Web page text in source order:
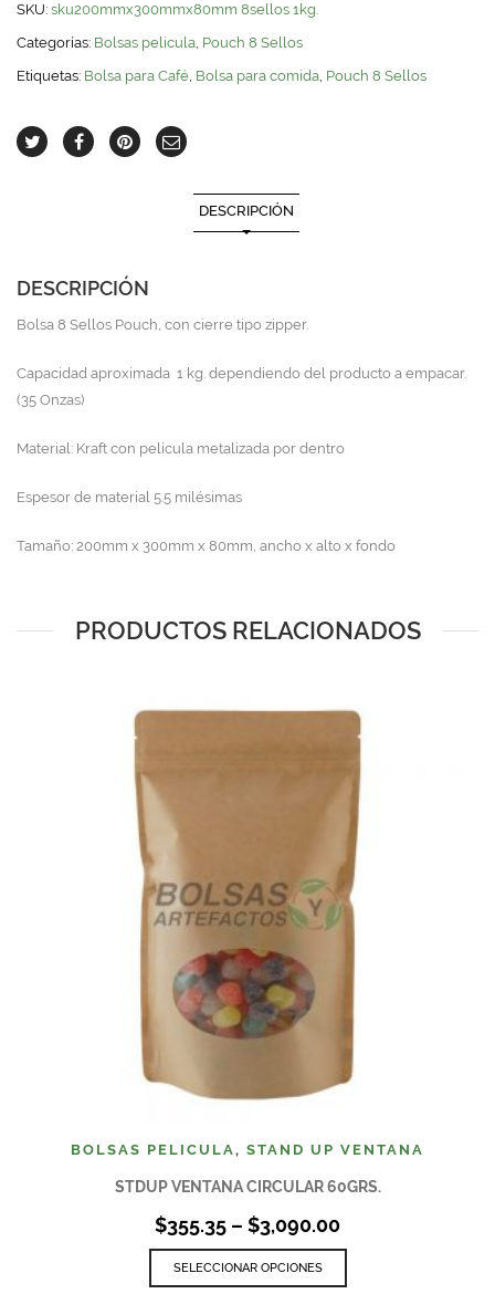
SKU: sku200mmx300mmx80mm 8sellos 1kg.
Categorías: Bolsas pelicula, Pouch 8 Sellos
Etiquetas: Bolsa para Café, Bolsa para comida, Pouch 8 Sellos
DESCRIPCIÓN
DESCRIPCIÓN
Bolsa 8 Sellos Pouch, con cierre tipo zipper.
Capacidad aproximada 1 kg. dependiendo del producto a empacar.
(35 Onzas)
Material: Kraft con película metalizada por dentro
Espesor de material 5.5 milésimas
Tamaño: 200mm x 300mm x 80mm, ancho x alto x fondo
PRODUCTOS RELACIONADOS
BOLSAS PELICULA, STAND UP VENTANA
STDUP VENTANA CIRCULAR 60GRS.
$355.35 – $3,090.00
SELECCIONAR OPCIONES